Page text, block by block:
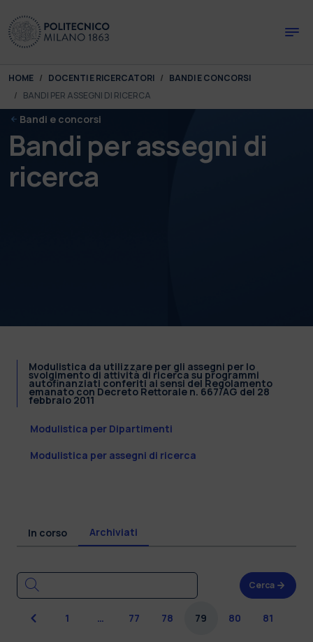
You are here:
HOME DOCENTI E RICERCATORI
BANDI E CONCORSI
BANDI PER ASSEGNI DI RICERCA
Bandi e concorsi
Bandi per assegni di
ricerca
Modulistica da utilizzare per gli assegni per lo
svolgimento di attività di ricerca su programmi
autofinanziati conferiti ai sensi del Regolamento
emanato con Decreto Rettorale n. 667/AG del 28
febbraio 2011
Modulistica per Dipartimenti
Modulistica per assegni di ricerca
In corso Archiviati
Cerca
Precedente
1 … 77 78 79 80 81